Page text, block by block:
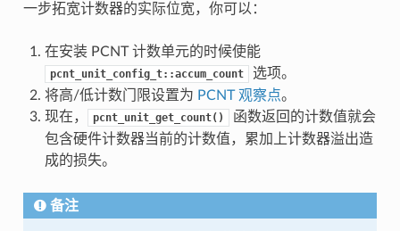
一步拓宽计数器的实际位宽，你可以：
在安装 PCNT 计数单元的时候使能
pcnt_unit_config_t::accum_count
选项。
将高/低计数门限设置为 PCNT 观察点。
现在，
pcnt_unit_get_count()
函数返回的计数值就会
包含硬件计数器当前的计数值，累加上计数器溢出造
成的损失。
备注